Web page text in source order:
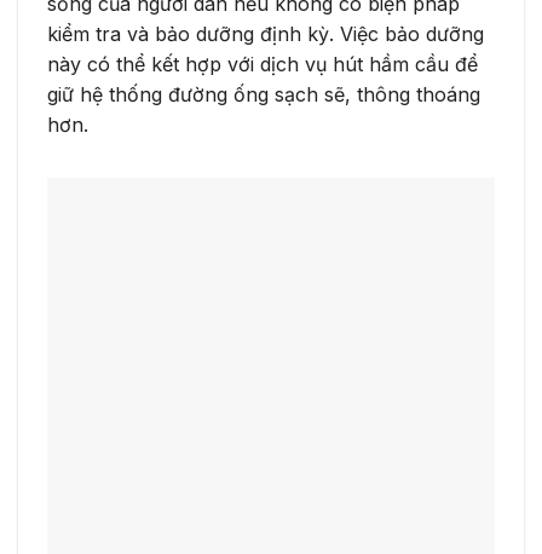
kiểm tra và bảo dưỡng định kỳ. Việc bảo dưỡng
này có thể kết hợp với dịch vụ hút hầm cầu để
giữ hệ thống đường ống sạch sẽ, thông thoáng
hơn.